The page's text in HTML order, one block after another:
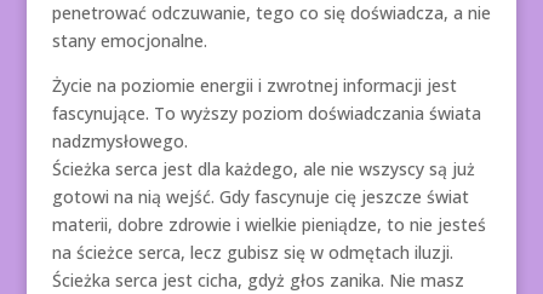
penetrować odczuwanie, tego co się doświadcza, a nie
stany emocjonalne.
Życie na poziomie energii i zwrotnej informacji jest
fascynujące. To wyższy poziom doświadczania świata
nadzmysłowego.
Ścieżka serca jest dla każdego, ale nie wszyscy są już
gotowi na nią wejść. Gdy fascynuje cię jeszcze świat
materii, dobre zdrowie i wielkie pieniądze, to nie jesteś
na ścieżce serca, lecz gubisz się w odmętach iluzji.
Ścieżka serca jest cicha, gdyż głos zanika. Nie masz